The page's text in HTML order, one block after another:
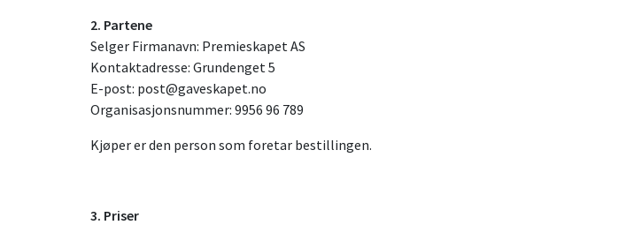
2. Partene
Selger Firmanavn: Premieskapet AS
Kontaktadresse: Grundenget 5
E-post: post@gaveskapet.no
Organisasjonsnummer: 9956 96 789
Kjøper er den person som foretar bestillingen.
3. Priser